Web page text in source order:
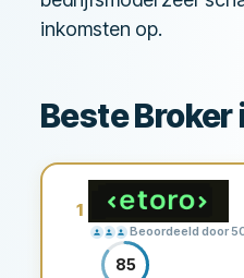
inkomsten op.
Beste
1
Beoordeeld door
85